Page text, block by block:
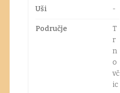
Uši -
Područje
T
r
n
o
vč
ic